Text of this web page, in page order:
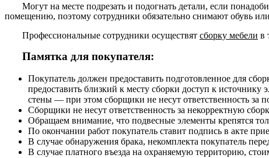
Могут на месте подрезать и подогнать детали, если
помещению, поэтому сотрудники обязательно снимают обувь
Профессиональные сотрудники осуществят сборку мебели в
Памятка для покупателя:
Покупатель должен предоставить подготовленное для
предоставить близкий к месту сборки доступ к источнику
стены — при этом сборщики не несут ответственность за
Сборщики не несут ответственность за некорректную
Обращаем внимание, что подвесные элементы крепятся
По окончании работ покупатель ставит подпись в акте
В случае обнаружения брака, некомплекта покупатель
В случае платного въезда на охраняемую территорию,